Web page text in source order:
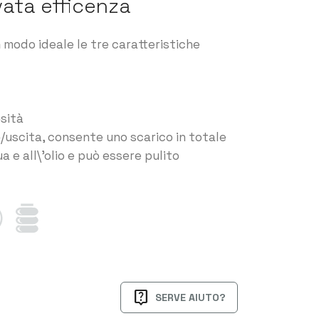
efficenza
modo ideale le tre caratteristiche
uscita, consente uno scarico in totale
e all\'olio e può essere pulito
live_help SERVE AIUTO?